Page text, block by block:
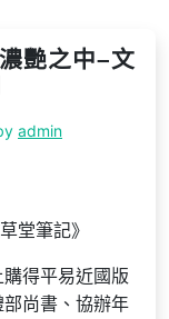
艷之中–文
admin
堂筆記》
得平易近國版
尚書、協辦年